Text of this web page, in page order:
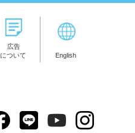
広告
について
English